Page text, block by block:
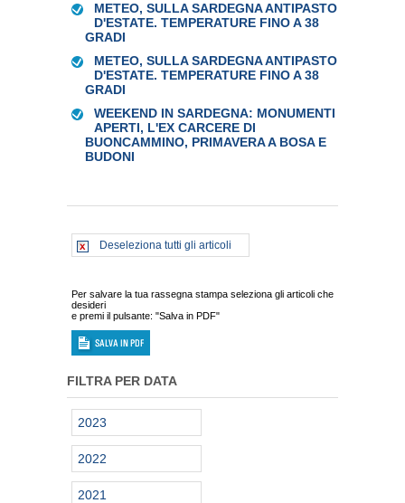
METEO, SULLA SARDEGNA ANTIPASTO
D'ESTATE. TEMPERATURE FINO A 38
GRADI
METEO, SULLA SARDEGNA ANTIPASTO
D'ESTATE. TEMPERATURE FINO A 38
GRADI
WEEKEND IN SARDEGNA: MONUMENTI
APERTI, L'EX CARCERE DI
BUONCAMMINO, PRIMAVERA A BOSA E
BUDONI
Deseleziona tutti gli articoli
Per salvare la tua rassegna stampa seleziona gli articoli che
desideri
e premi il pulsante: "Salva in PDF"
FILTRA PER DATA
2023
2022
2021